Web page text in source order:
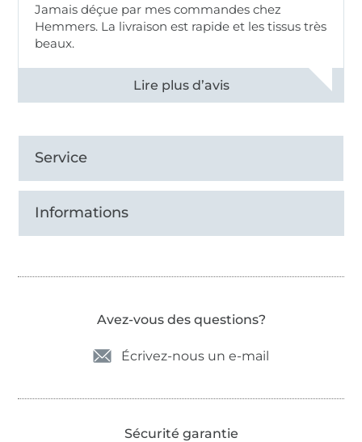
Jamais déçue par mes commandes chez
Hemmers. La livraison est rapide et les tissus très
beaux.
Voir tous les 11496 commentaires
Service
Informations
Avez-vous des questions?
Écrivez-nous un e-mail
Sécurité garantie